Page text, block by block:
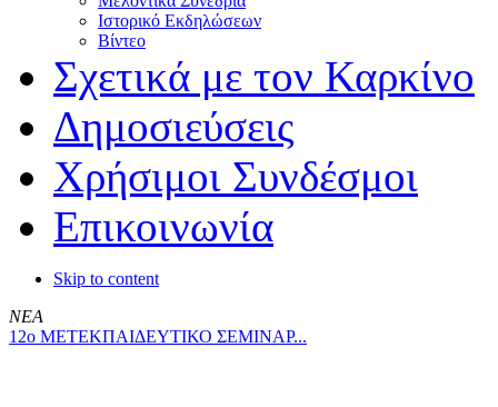
Ιστορικό Εκδηλώσεων
Βίντεο
Σχετικά με τον Καρκίνο
Δημοσιεύσεις
Χρήσιμοι Συνδέσμοι
Επικοινωνία
Skip to content
ΝΕΑ
12ο ΜΕΤΕΚΠΑΙΔΕΥΤΙΚΟ ΣΕΜΙΝΑΡ...